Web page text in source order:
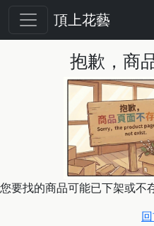
頂上花藝
抱歉，商
您要找的商品可能已下架或不